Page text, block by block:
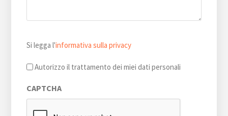
legga
l'informativa
privacy
Si legga l'informativa sulla privacy
Autorizzo il trattamento dei miei dati personali
CAPTCHA